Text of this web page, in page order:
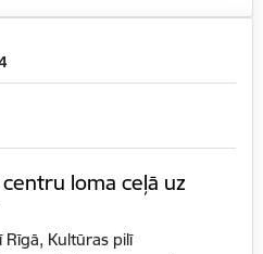
loma ceļā uz
Kultūras pilī